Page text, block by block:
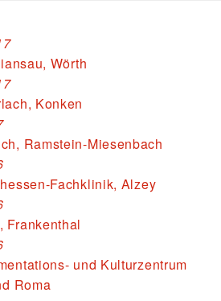
Wörth
Konken
Ramstein-Miesenbach
Fachklinik, Alzey
Frankenthal
und Kulturzentrum
Roma